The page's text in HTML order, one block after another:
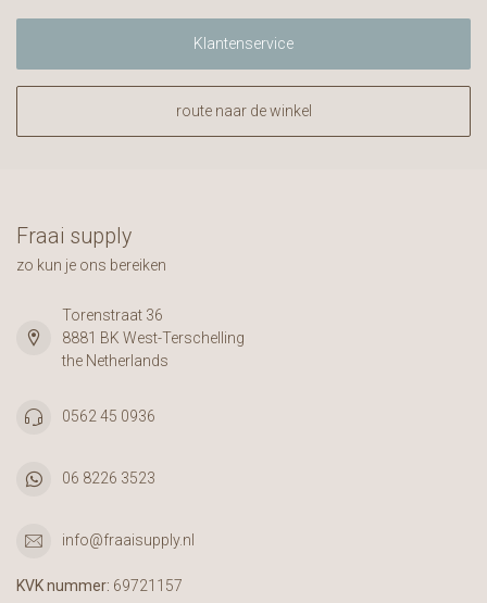
Klantenservice
route naar de winkel
Fraai supply
zo kun je ons bereiken
Torenstraat 36
8881 BK West-Terschelling
the Netherlands
0562 45 0936
06 8226 3523
info@fraaisupply.nl
KVK nummer: 69721157